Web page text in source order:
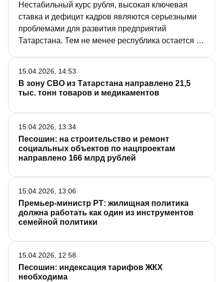
Нестабильный курс рубля, высокая ключевая
ставка и дефицит кадров являются серьезными
проблемами для развития предприятий
Татарстана. Тем не менее республика остается в
развитию социальной сферы. Об этом сказал
Премьер-министр республики Алексей Песошин
В зону СВО из Татарстана направлено 21,5
тыс. тонн товаров и медикаментов
15.04.2026, 14:53
Песошин: на строительство и ремонт
социальных объектов по нацпроектам
направлено 166 млрд рублей
15.04.2026, 13:34
Премьер-министр РТ: жилищная политика
должна работать как один из инструментов
семейной политики
15.04.2026, 13:06
Песошин: индексация тарифов ЖКХ
необходима
15.04.2026, 12:58